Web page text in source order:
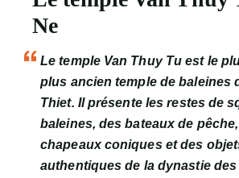
Ne
Le temple Van Thuy Tu est le
plus ancien temple de baleines
Thiet. Il présente les restes de
baleines, des bateaux de
chapeaux coniques et des
authentiques de la dynastie